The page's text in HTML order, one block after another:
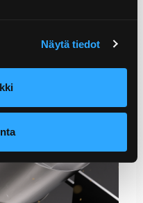
Näytä tiedot